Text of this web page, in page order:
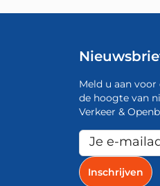
Meld u aan
de hoogte van
Verkeer &